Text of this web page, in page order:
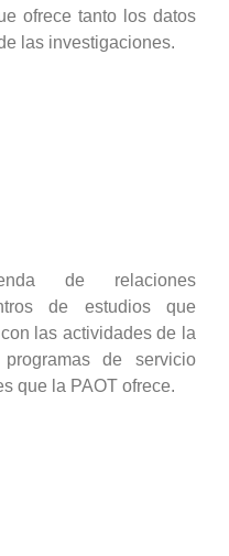
ofrece tanto los datos
las investigaciones.
de relaciones
de estudios que
las actividades de la
de servicio
que la PAOT ofrece.